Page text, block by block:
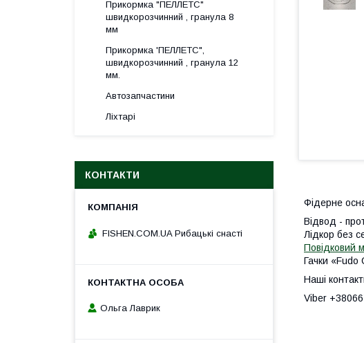
Фідерне
Відвод -
Лідкор без
Повідковий
Гачки «Fudo
Наші
Viber
Прикормка "ПЕЛЛЕТС"
швидкорозчинний , гранула 8
мм
Прикормка 'ПЕЛЛЕТС",
швидкорозчинний , гранула 12
мм.
Автозапчастини
Ліхтарі
КОНТАКТИ
FISHEN.COM.UA Рибацькі снасті
Ольга Лаврик